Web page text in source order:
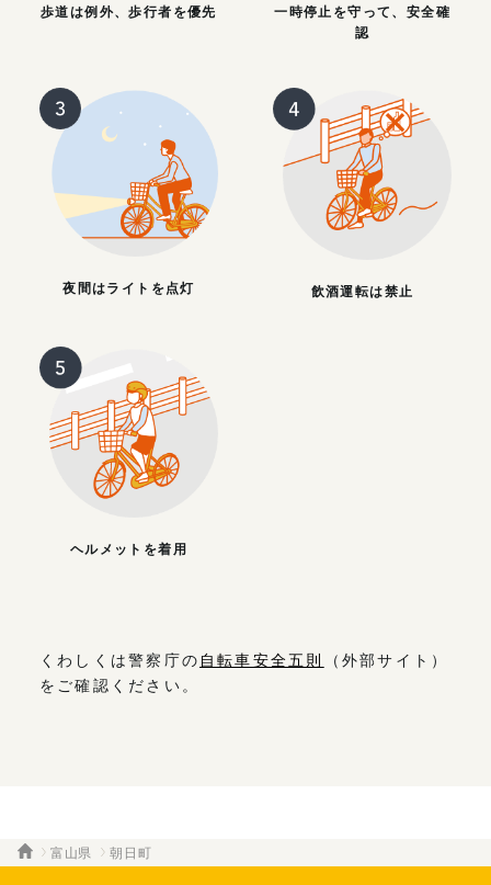
歩道は例外、歩行者を優先
一時停止を守って、安全確
認
夜間はライトを点灯 飲酒運転は禁止
ヘルメットを着用
くわしくは警察庁の 自転車安全五則
（外部サイト）
をご確認ください。
富山県 朝日町